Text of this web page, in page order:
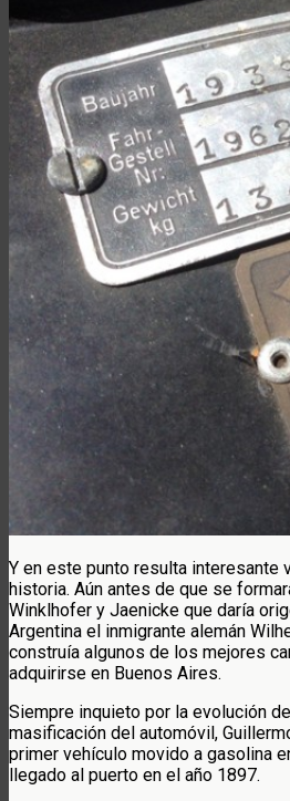
Y en este punto resulta interesante
historia. Aún antes de que se
Winklhofer y Jaenicke que daría
Argentina el inmigrante alemán
construía algunos de los mejores
adquirirse en Buenos Aires.
Siempre inquieto por la evolución
masificación del automóvil,
primer vehículo movido a gasolina
llegado al puerto en el año 1897.